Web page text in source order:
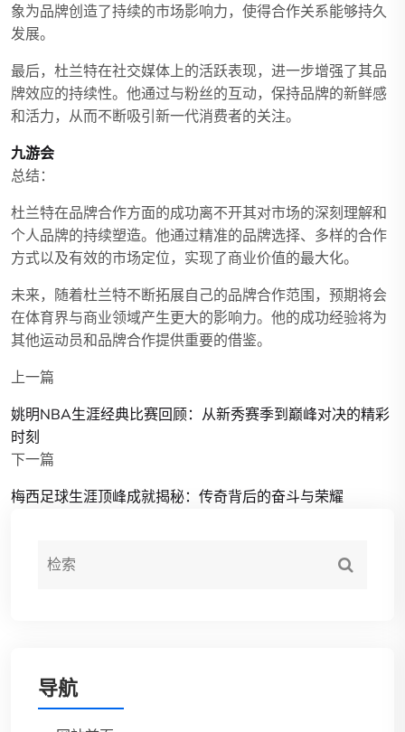
象为品牌创造了持续的市场影响力，使得合作关系能够持久
发展。
最后，杜兰特在社交媒体上的活跃表现，进一步增强了其品
牌效应的持续性。他通过与粉丝的互动，保持品牌的新鲜感
和活力，从而不断吸引新一代消费者的关注。
九游会
总结：
杜兰特在品牌合作方面的成功离不开其对市场的深刻理解和
个人品牌的持续塑造。他通过精准的品牌选择、多样的合作
方式以及有效的市场定位，实现了商业价值的最大化。
未来，随着杜兰特不断拓展自己的品牌合作范围，预期将会
在体育界与商业领域产生更大的影响力。他的成功经验将为
其他运动员和品牌合作提供重要的借鉴。
上一篇
姚明NBA生涯经典比赛回顾：从新秀赛季到巅峰对决的精彩
时刻
下一篇
梅西足球生涯顶峰成就揭秘：传奇背后的奋斗与荣耀
导航